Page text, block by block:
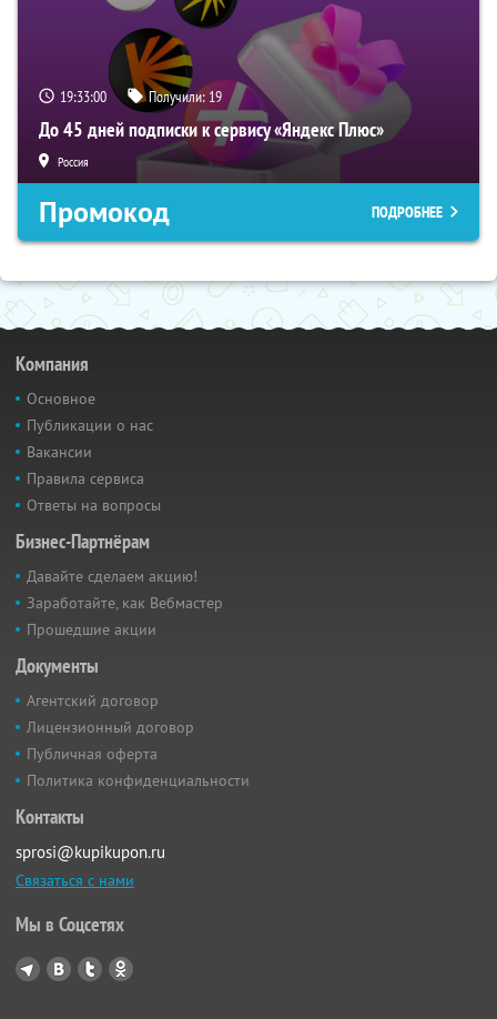
19:32:58 Получили: 19
До 45 дней подписки к сервису «Яндекс Плюс»
Россия
Промокод ПОДРОБНЕЕ
Компания
Основное
Публикации о нас
Вакансии
Правила сервиса
Ответы на вопросы
Бизнес-Партнёрам
Давайте сделаем акцию!
Заработайте, как Вебмастер
Прошедшие акции
Документы
Агентский договор
Лицензионный договор
Публичная оферта
Политика конфиденциальности
Контакты
sprosi@kupikupon.ru
Связаться с нами
Мы в Соцсетях